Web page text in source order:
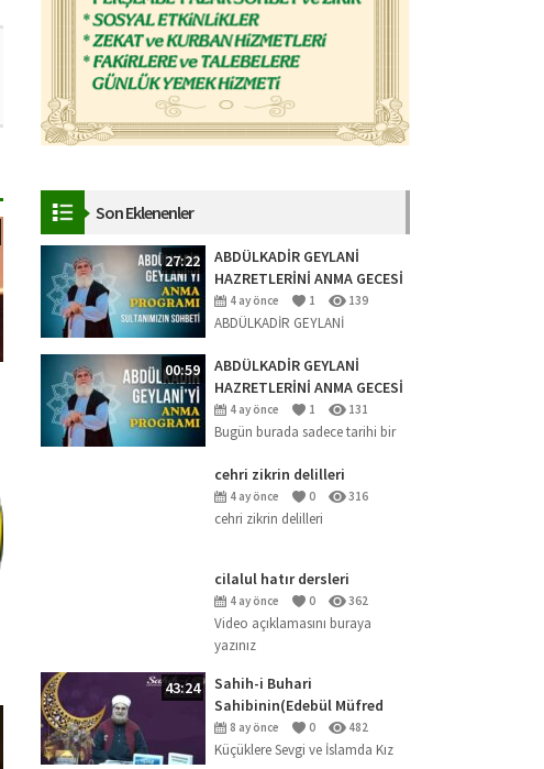
Son Eklenenler
27:22
ABDÜLKADİR GEYLANİ
HAZRETLERİNİ ANMA GECESİ
2026 (SOHBET)
4 ay önce 1 139
ABDÜLKADİR GEYLANİ
00:59
ABDÜLKADİR GEYLANİ
HAZRETLERİNİ ANMA GECESİ
(18.04.2026)
4 ay önce 1 131
Bugün burada sadece tarihi bir
uyanıklığı en büyük nimettir’
buyuran büyük mürebbi
Abdülkadir Geylani
cehri zikrin delilleri
4 ay önce 0 316
cehri zikrin delilleri
cilalul hatır dersleri
4 ay önce 0 362
Video açıklamasını buraya
yazınız
43:24
Sahih-i Buhari
Sahibinin(Edebül Müfred
Dersleri)-29-Küçüklere Sevgi
ve İslamda Kız Çocuklarının
8 ay önce 0 482
Küçüklere Sevgi ve İslamda Kız